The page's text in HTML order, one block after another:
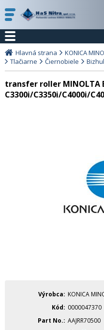
Hlavná strana KONICA
Tlačiarne
Čiernobiele
transfer roller MINOLTA
C3300i/C3350i/C4000i/
Výrobca
KONICA
Kód
0000047370
Part No. AAJRR70500